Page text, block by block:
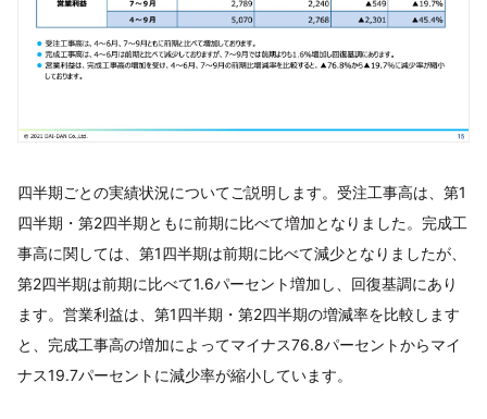
四半期ごとの実績状況についてご説明します。受注工事高は、第1
四半期・第2四半期ともに前期に比べて増加となりました。完成工
事高に関しては、第1四半期は前期に比べて減少となりましたが、
第2四半期は前期に比べて1.6パーセント増加し、回復基調にあり
ます。営業利益は、第1四半期・第2四半期の増減率を比較します
と、完成工事高の増加によってマイナス76.8パーセントからマイ
ナス19.7パーセントに減少率が縮小しています。